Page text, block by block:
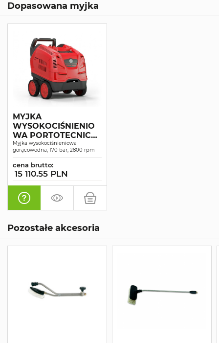
Dopasowana myjka
MYJKA
WYSOKOCIŚNIENIO
WA PORTOTECNICA
ARGON-H4 D1713P T
Myjka wysokociśnieniowa
gorącowodna, 170 bar, 2800 rpm
cena brutto:
15 110.55 PLN
Pozostałe akcesoria